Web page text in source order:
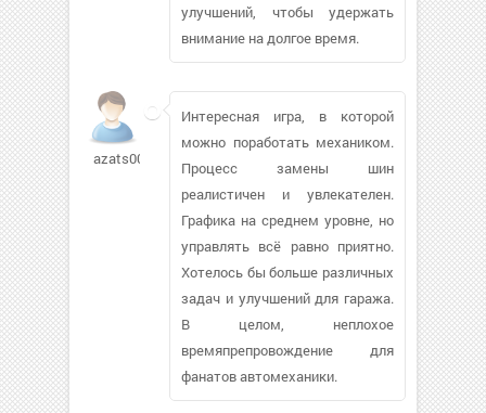
улучшений, чтобы удержать
внимание на долгое время.
azats007632
Интересная игра, в которой
можно поработать механиком.
Процесс замены шин
реалистичен и увлекателен.
Графика на среднем уровне, но
управлять всё равно приятно.
Хотелось бы больше различных
задач и улучшений для гаража.
В целом, неплохое
времяпрепровождение для
фанатов автомеханики.